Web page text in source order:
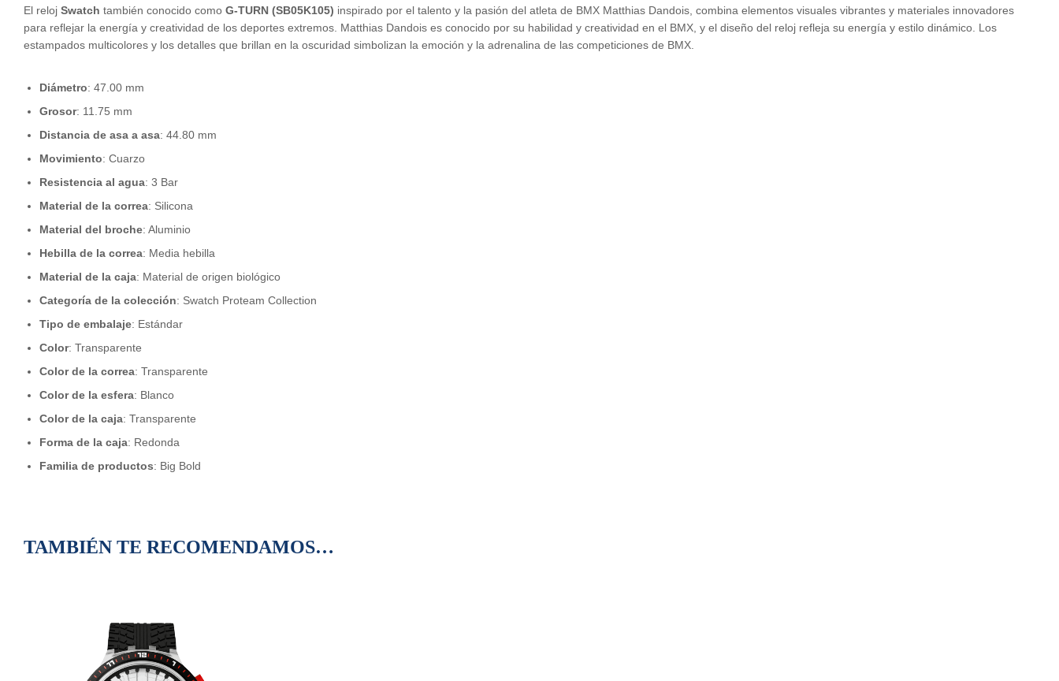
El reloj Swatch también conocido como G-TURN (SB05K105) inspirado por el talento y la pasión del atleta de BMX Matthias Dandois, combina elementos visuales vibrantes y materiales innovadores
para reflejar la energía y creatividad de los deportes extremos. Matthias Dandois es conocido por su habilidad y creatividad en el BMX, y el diseño del reloj refleja su energía y estilo dinámico. Los
estampados multicolores y los detalles que brillan en la oscuridad simbolizan la emoción y la adrenalina de las competiciones de BMX.
Diámetro: 47.00 mm
Grosor: 11.75 mm
Distancia de asa a asa: 44.80 mm
Movimiento: Cuarzo
Resistencia al agua: 3 Bar
Material de la correa: Silicona
Material del broche: Aluminio
Hebilla de la correa: Media hebilla
Material de la caja: Material de origen biológico
Categoría de la colección: Swatch Proteam Collection
Tipo de embalaje: Estándar
Color: Transparente
Color de la correa: Transparente
Color de la esfera: Blanco
Color de la caja: Transparente
Forma de la caja: Redonda
Familia de productos: Big Bold
TAMBIÉN TE RECOMENDAMOS…